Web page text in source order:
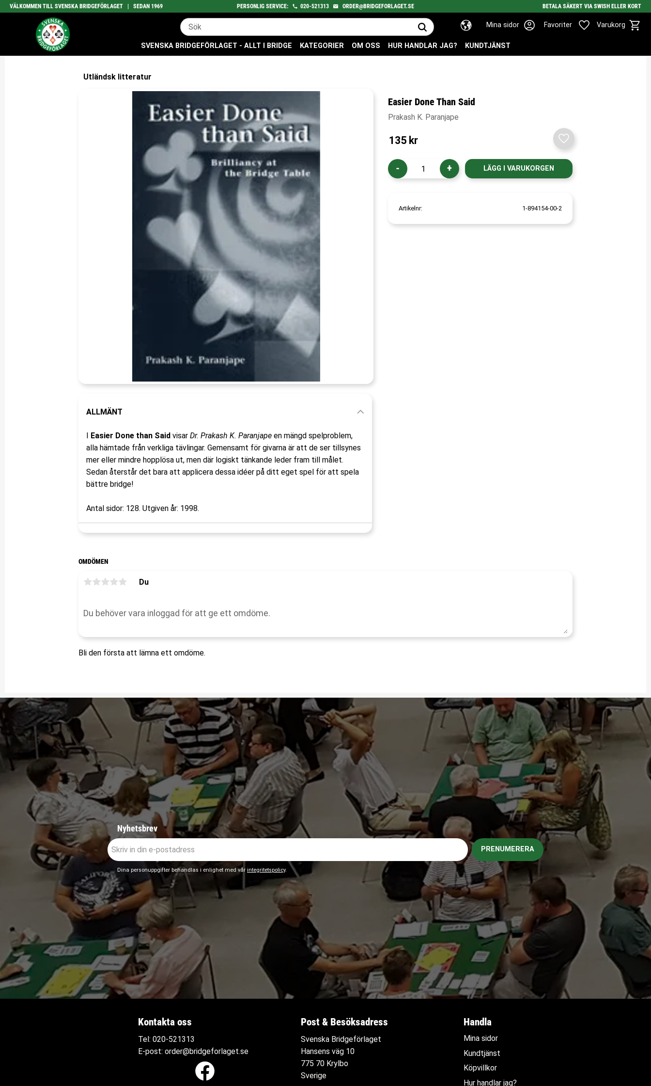
VÄLKOMMEN TILL SVENSKA BRIDGEFÖRLAGET | SEDAN 1969 PERSONLIG SERVICE: 020-521313 ORDER@BRIDGEFORLAGET.SE BETALA SÄKERT VIA SWISH ELLER KORT
Mina sidor Favoriter Varukorg
Favoriter
SVENSKA BRIDGEFÖRLAGET - ALLT I BRIDGE KATEGORIER OM OSS HUR HANDLAR JAG? KUNDTJÄNST
Utländsk litteratur
Easier Done Than Said
Prakash K. Paranjape
135 kr
+
-
Lägg till i favoriter
Artikelnr 1-894154-00-2
ALLMÄNT
I Easier Done than Said visar Dr. Prakash K. Paranjape en mängd spelproblem,
alla hämtade från verkliga tävlingar. Gemensamt för givarna är att de ser tillsynes
mer eller mindre hopplösa ut, men där logiskt tänkande leder fram till målet.
Sedan återstår det bara att applicera dessa idéer på ditt eget spel för att spela
bättre bridge!
Antal sidor: 128. Utgiven år: 1998.
OMDÖMEN
Du
Bli den första att lämna ett omdöme.
Nyhetsbrev
PRENUMERERA
Dina personuppgifter behandlas i enlighet med vår integritetspolicy.
Kontakta oss
Tel:020-521313
E-post:order@bridgeforlaget.se
Post & Besöksadress
Svenska Bridgeförlaget
Hansens väg 10
775 70 Krylbo
Sverige
Handla
Mina sidor
Kundtjänst
Köpvillkor
Hur handlar jag?